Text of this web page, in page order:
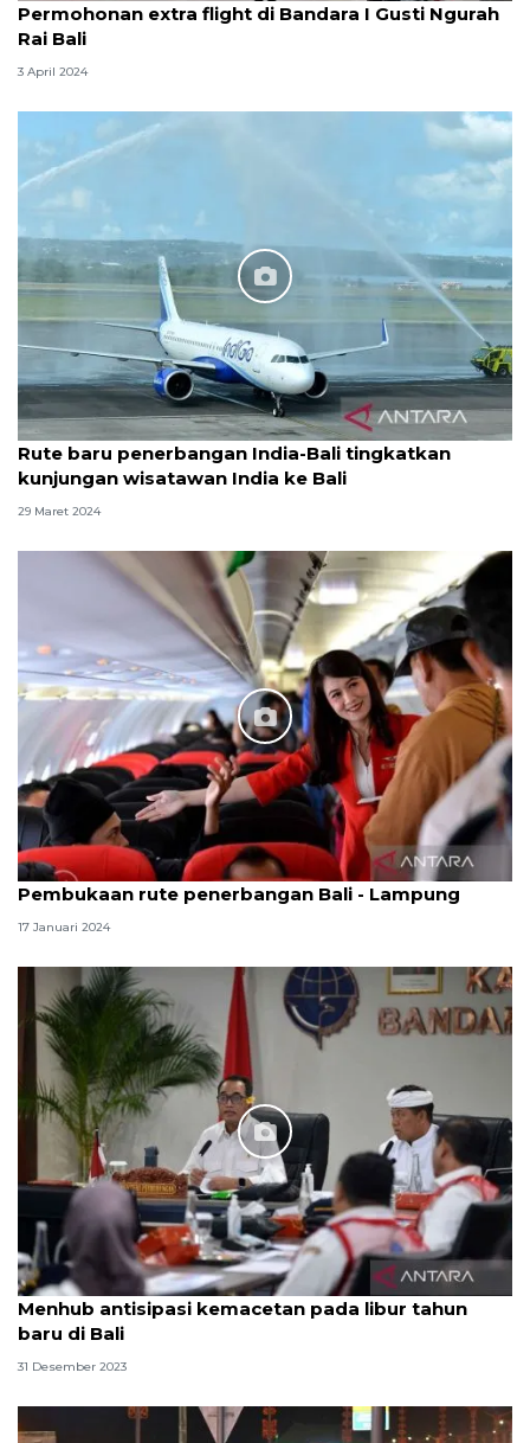
Permohonan extra flight di Bandara I Gusti Ngurah
Rai Bali
3 April 2024
Rute baru penerbangan India-Bali tingkatkan
kunjungan wisatawan India ke Bali
29 Maret 2024
Pembukaan rute penerbangan Bali - Lampung
17 Januari 2024
Menhub antisipasi kemacetan pada libur tahun
baru di Bali
31 Desember 2023